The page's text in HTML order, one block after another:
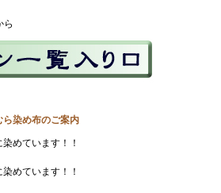
ら
ら染め布のご案内
めています！！
めています！！